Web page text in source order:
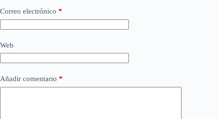
Correo electrónico *
Web
Añadir comentario *